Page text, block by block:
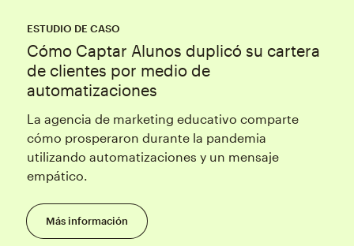
ESTUDIO DE CASO
Cómo Captar Alunos duplicó su cartera
de clientes por medio de
automatizaciones
La agencia de marketing educativo comparte
cómo prosperaron durante la pandemia
utilizando automatizaciones y un mensaje
empático.
Más información